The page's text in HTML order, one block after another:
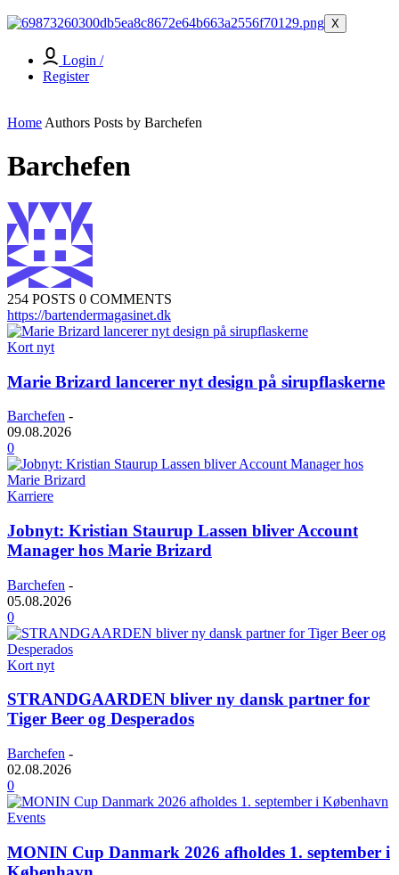
X
Login /
Register
Home Authors Posts by Barchefen
Barchefen
254 POSTS 0 COMMENTS
https://bartendermagasinet.dk
Kort nyt
Marie Brizard lancerer nyt design på sirupflaskerne
Barchefen -
09.08.2026
0
Karriere
Jobnyt: Kristian Staurup Lassen bliver Account
Manager hos Marie Brizard
Barchefen -
05.08.2026
0
Kort nyt
STRANDGAARDEN bliver ny dansk partner for
Tiger Beer og Desperados
Barchefen -
02.08.2026
0
Events
MONIN Cup Danmark 2026 afholdes 1. september i